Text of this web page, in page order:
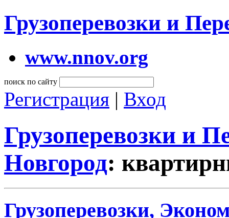
Грузоперевозки и
www.nnov.org
поиск по сайту
Регистрация | Вход
Грузоперевозки и
Новгород:
Грузоперевозки,